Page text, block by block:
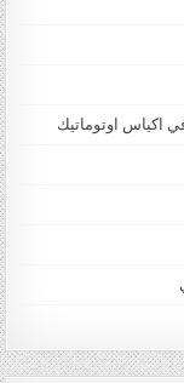
اكياس اوتوماتيك